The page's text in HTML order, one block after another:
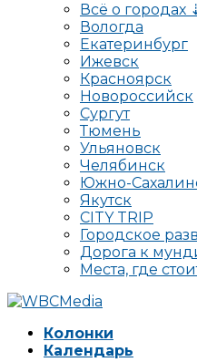
Всё о городах
Вологда
Екатеринбург
Ижевск
Красноярск
Новороссийск
Сургут
Тюмень
Ульяновск
Челябинск
Южно-
Якутск
CITY TRIP
Городское
Дорога к
Места, где
Колонки
Календарь